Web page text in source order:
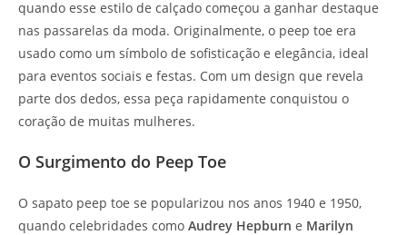
quando esse estilo de calçado começou a ganhar destaque
nas passarelas da moda. Originalmente, o peep toe era
usado como um símbolo de sofisticação e elegância, ideal
para eventos sociais e festas. Com um design que revela
parte dos dedos, essa peça rapidamente conquistou o
coração de muitas mulheres.
O Surgimento do Peep Toe
O sapato peep toe se popularizou nos anos 1940 e 1950,
quando celebridades como Audrey Hepburn e Marilyn